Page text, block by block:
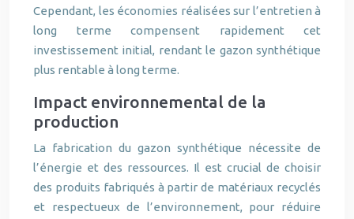
Cependant, les économies réalisées sur l’entretien à
long terme compensent rapidement cet
investissement initial, rendant le gazon synthétique
plus rentable à long terme.
Impact environnemental de la
production
La fabrication du gazon synthétique nécessite de
l’énergie et des ressources. Il est crucial de choisir
des produits fabriqués à partir de matériaux recyclés
et respectueux de l’environnement, pour réduire